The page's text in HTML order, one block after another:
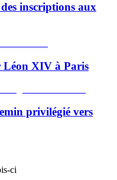
inscriptions aux
Léon XIV à Paris
privilégié vers
ci